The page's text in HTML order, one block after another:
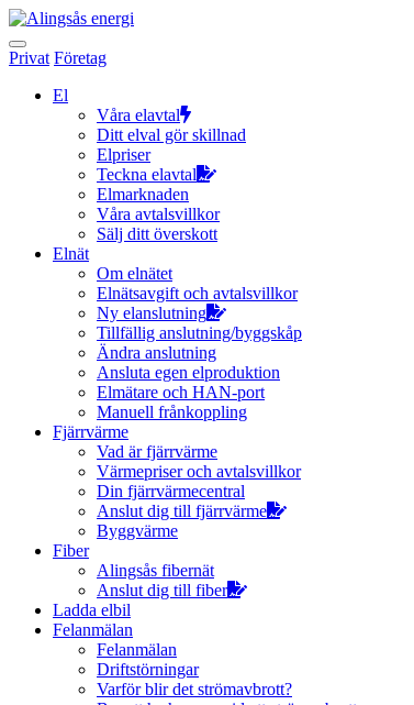
Hoppa
till
innehållet
Privat Företag
El
Våra elavtal
Ditt elval gör skillnad
Elpriser
Teckna elavtal
Elmarknaden
Våra avtalsvillkor
Sälj ditt överskott
Elnät
Om elnätet
Elnätsavgift och avtalsvillkor
Ny elanslutning
Tillfällig anslutning/byggskåp
Ändra anslutning
Ansluta egen elproduktion
Elmätare och HAN-port
Manuell frånkoppling
Fjärrvärme
Vad är fjärrvärme
Värmepriser och avtalsvillkor
Din fjärrvärmecentral
Anslut dig till fjärrvärme
Byggvärme
Fiber
Alingsås fibernät
Anslut dig till fiber
Ladda elbil
Felanmälan
Felanmälan
Driftstörningar
Varför blir det strömavbrott?